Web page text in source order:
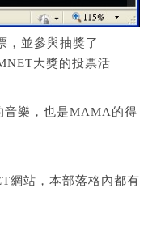
，並參與抽獎了
大獎的投票活
音樂，也是MAMA的得
網站，本部落格內都有